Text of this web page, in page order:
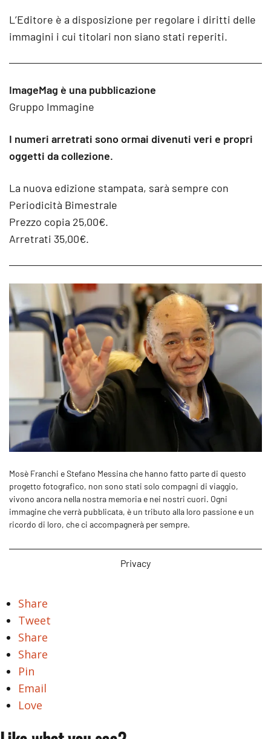
L’Editore è a disposizione per regolare i diritti delle
immagini i cui titolari non siano stati reperiti.
ImageMag è una pubblicazione
Gruppo Immagine
I numeri arretrati sono ormai divenuti veri e propri
oggetti da collezione.
La nuova edizione stampata, sarà sempre con
Periodicità Bimestrale
Prezzo copia 25,00€.
Arretrati 35,00€.
Mosè Franchi e Stefano Messina che hanno fatto parte di questo
progetto fotografico, non sono stati solo compagni di viaggio,
vivono ancora nella nostra memoria e nei nostri cuori. Ogni
immagine che verrà pubblicata, è un tributo alla loro passione e un
ricordo di loro, che ci accompagnerà per sempre.
Privacy
Share
Tweet
Share
Share
Pin
Email
Love